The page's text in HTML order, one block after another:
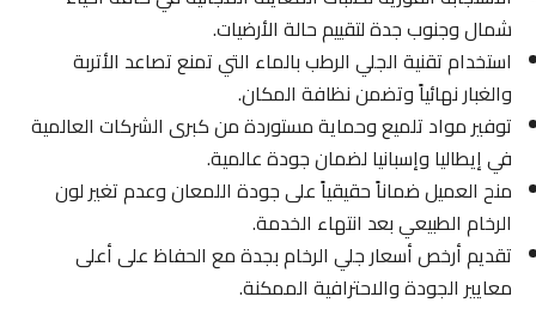
شمال وجنوب جدة لتقييم حالة الأرضيات.
استخدام تقنية الجلي الرطب بالماء التي تمنع تصاعد الأتربة
والغبار نهائياً وتضمن نظافة المكان.
توفير مواد تلميع وحماية مستوردة من كبرى الشركات العالمية
في إيطاليا وإسبانيا لضمان جودة عالمية.
منح العميل ضماناً حقيقياً على جودة اللمعان وعدم تغير لون
الرخام الطبيعي بعد انتهاء الخدمة.
تقديم أرخص أسعار جلي الرخام بجدة مع الحفاظ على أعلى
معايير الجودة والاحترافية الممكنة.